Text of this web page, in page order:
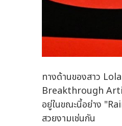
ทางด้านของสาว
Breakthrough
อยู่ในขณะนี้อย่าง
สวยงามเช่นกัน